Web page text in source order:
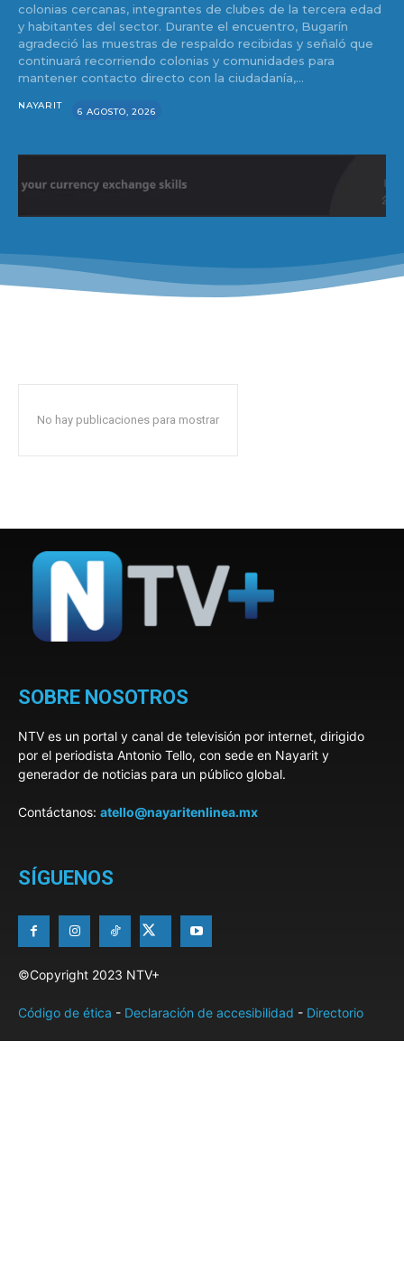
colonias cercanas, integrantes de clubes de la tercera edad
y habitantes del sector. Durante el encuentro, Bugarín
agradeció las muestras de respaldo recibidas y señaló que
continuará recorriendo colonias y comunidades para
mantener contacto directo con la ciudadanía,...
NAYARIT
6 AGOSTO, 2026
No hay publicaciones para mostrar
SOBRE NOSOTROS
NTV es un portal y canal de televisión por internet, dirigido
por el periodista Antonio Tello, con sede en Nayarit y
generador de noticias para un público global.
Contáctanos: atello@nayaritenlinea.mx
SÍGUENOS
©Copyright 2023 NTV+
Código de ética - Declaración de accesibilidad - Directorio